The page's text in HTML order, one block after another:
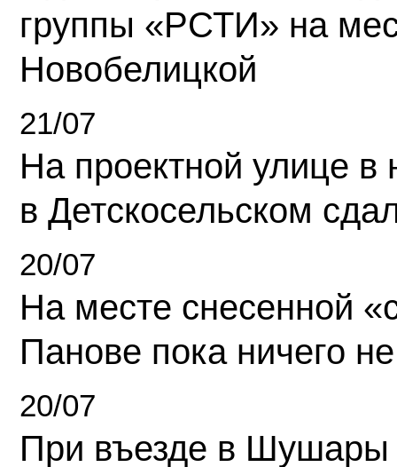
группы «РСТИ» на
Новобелицкой
21/07
На проектной улице
в Детскосельском
20/07
На месте снесенной
Панове пока ничего
20/07
При въезде в Шушары